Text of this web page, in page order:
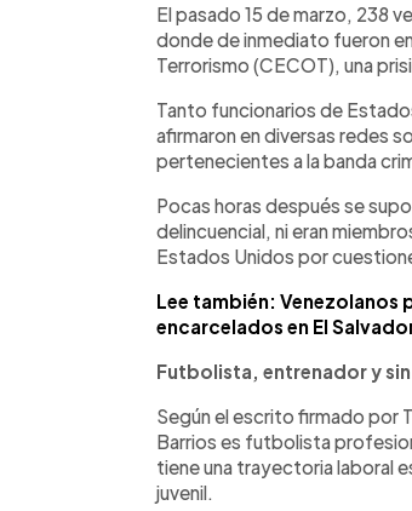
El pasado 15 de marzo, 238
donde de inmediato fueron
Terrorismo (CECOT), una
Tanto funcionarios de
afirmaron en diversas redes
pertenecientes a la banda
Pocas horas después se
delincuencial, ni eran
Estados Unidos por
Lee también: Venezolanos
encarcelados en El
Futbolista, entrenador y
Según el escrito firmado por
Barrios es futbolista
tiene una trayectoria laboral
juvenil.